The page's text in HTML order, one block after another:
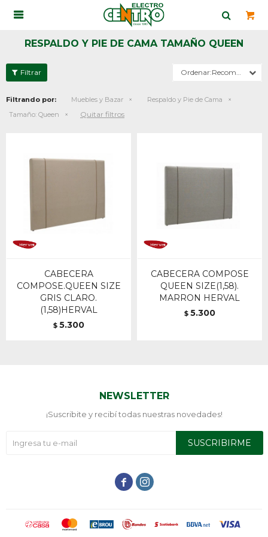

RESPALDO Y PIE DE CAMA TAMAÑO QUEEN
Recomendados
Filtrando por: Muebles y Bazar
Respaldo y Pie de Cama
Tamaño: Queen Quitar filtros
CABECERA
COMPOSE.QUEEN SIZE
GRIS CLARO.
(1,58)HERVAL
$ 5.300
CABECERA COMPOSE
QUEEN SIZE(1,58).
MARRON HERVAL
$ 5.300
NEWSLETTER
¡Suscribite y recibí todas nuestras novedades!
SUSCRIBIRME
 